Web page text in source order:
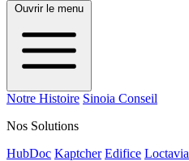
Ouvrir le menu
Notre Histoire Sinoia Conseil
Nos Solutions
HubDoc Kaptcher Edifice Loctavia